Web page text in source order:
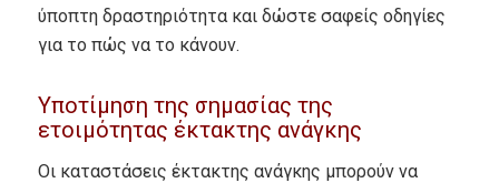
ύποπτη δραστηριότητα και δώστε σαφείς οδηγίες
για το πώς να το κάνουν.
Υποτίμηση της σημασίας της
ετοιμότητας έκτακτης ανάγκης
Οι καταστάσεις έκτακτης ανάγκης μπορούν να